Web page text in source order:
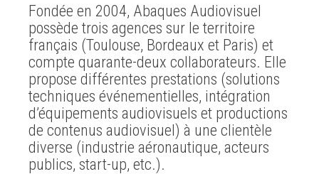
Fondée en 2004, Abaques Audiovisuel
possède trois agences sur le territoire
français (Toulouse, Bordeaux et Paris) et
compte quarante-deux collaborateurs. Elle
propose différentes prestations (solutions
techniques événementielles, intégration
d’équipements audiovisuels et productions
de contenus audiovisuel) à une clientèle
diverse (industrie aéronautique, acteurs
publics, start-up, etc.).